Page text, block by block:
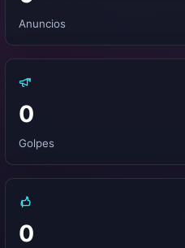
Anuncios
0
Golpes
0